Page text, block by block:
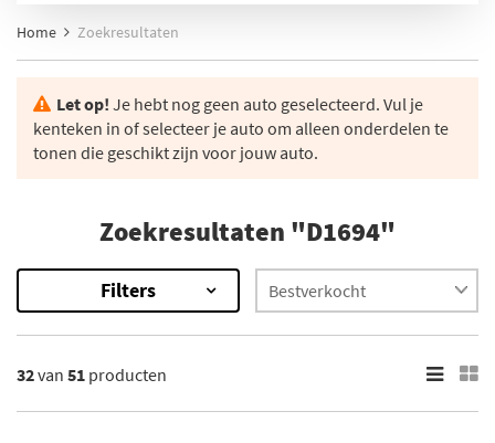
Home Zoekresultaten
Let op! Je hebt nog geen auto geselecteerd. Vul je
kenteken in of selecteer je auto om alleen onderdelen te
tonen die geschikt zijn voor jouw auto.
Zoekresultaten "D1694"
Filters
51Resultaten
×
Categorieën
32van 51 producten